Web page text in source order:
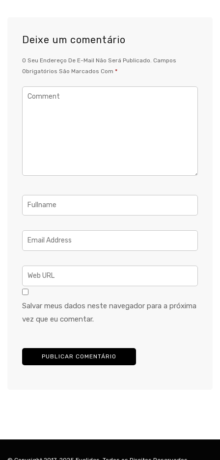
Deixe um comentário
O Seu Endereço De E-Mail Não Será Publicado. Campos
Obrigatórios São Marcados Com *
Salvar meus dados neste navegador para a próxima
vez que eu comentar.